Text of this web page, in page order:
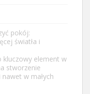
pokój:
światła i
kluczowy element w
stworzenie
w małych